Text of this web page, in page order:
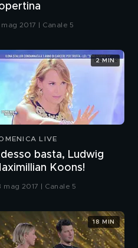
mag 2017 | Canale 5
LIVE
basta, Ludwig
Koons!
mag 2017 | Canale 5
2 MIN
18 MIN